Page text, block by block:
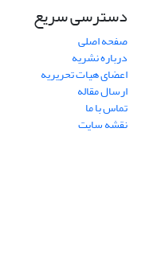
دسترسی سریع
صفحه اصلی
درباره نشریه
اعضای هیات تحریریه
ارسال مقاله
تماس با ما
نقشه سایت